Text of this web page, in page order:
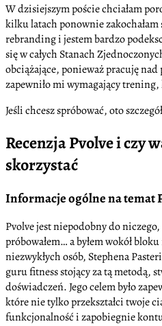
W dzisiejszym poście chciałam
kilku latach ponownie
rebranding i jestem bardzo
się w całych Stanach
obciążające, ponieważ pracuję nad
zapewniło mi wymagający
Jeśli chcesz spróbować, oto
Recenzja Pvolve i czy
skorzystać
Informacje ogólne na temat
Pvolve jest niepodobny do
próbowałem… a byłem wokół
niezwykłych osób, Stephena
guru fitness stojący za tą metodą,
doświadczeń. Jego celem było
które nie tylko przekształci twoje
funkcjonalność i zapobiegnie